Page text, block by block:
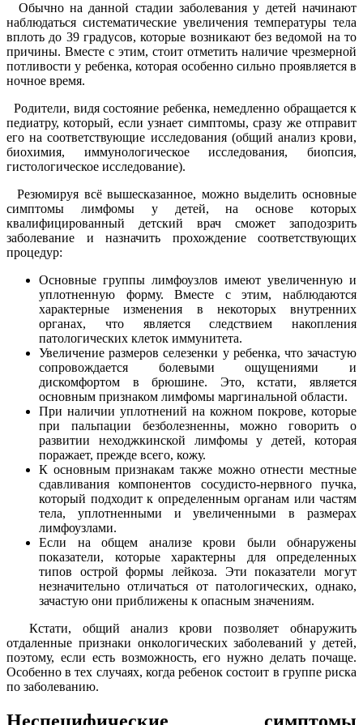
Обычно на данной стадии заболевания у детей начинают
наблюдаться систематические увеличения температуры тела
вплоть до 39 градусов, которые возникают без ведомой на то
причины. Вместе с этим, стоит отметить наличие чрезмерной
потливости у ребенка, которая особенно сильно проявляется в
ночное время.
Родители, видя состояние ребенка, немедленно обращается к
педиатру, который, если узнает симптомы, сразу же отправит
его на соответствующие исследования (общий анализ крови,
биохимия, иммунологическое исследования, биопсия,
гистологическое исследование).
Резюмируя всё вышесказанное, можно выделить основные
симптомы лимфомы у детей, на основе которых
квалифицированный детский врач сможет заподозрить
заболевание и назначить прохождение соответствующих
процедур:
Основные группы лимфоузлов имеют увеличенную и
уплотненную форму. Вместе с этим, наблюдаются
характерные изменения в некоторых внутренних
органах, что является следствием накопления
патологических клеток иммунитета.
Увеличение размеров селезенки у ребенка, что зачастую
сопровождается болевыми ощущениями и
дискомфортом в брюшине. Это, кстати, является
основным признаком лимфомы маргинальной области.
При наличии уплотнений на кожном покрове, которые
при пальпации безболезненны, можно говорить о
развитии неходжкинской лимфомы у детей, которая
поражает, прежде всего, кожу.
К основным признакам также можно отнести местные
сдавливания компонентов сосудисто-нервного пучка,
который подходит к определенным органам или частям
тела, уплотненными и увеличенными в размерах
лимфоузлами.
Если на общем анализе крови были обнаружены
показатели, которые характерны для определенных
типов острой формы лейкоза. Эти показатели могут
незначительно отличаться от патологических, однако,
зачастую они приближены к опасным значениям.
Кстати, общий анализ крови позволяет обнаружить
отдаленные признаки онкологических заболеваний у детей,
поэтому, если есть возможность, его нужно делать почаще.
Особенно в тех случаях, когда ребенок состоит в группе риска
по заболеванию.